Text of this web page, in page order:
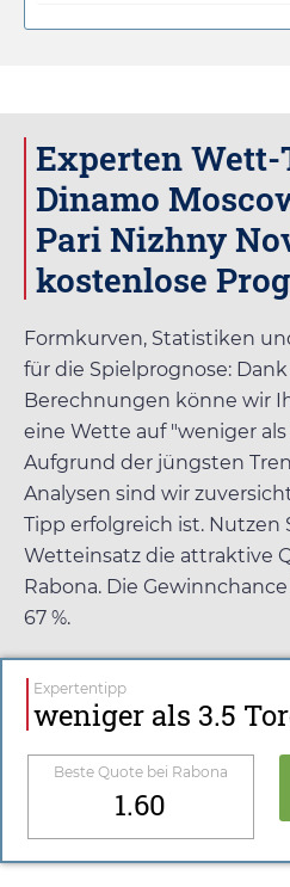
Experten
Dinamo
Pari Nizhny
kostenlose
Formkurven, Statistiken
für die Spielprognose:
Berechnungen könne wir
eine Wette auf "weniger als
Aufgrund der jüngsten
Analysen sind wir
Tipp erfolgreich ist. Nutzen
Wetteinsatz die attraktive
Rabona. Die
67 %.
Expertentipp
weniger als 3.5
Beste Quote bei Rabona
1.60